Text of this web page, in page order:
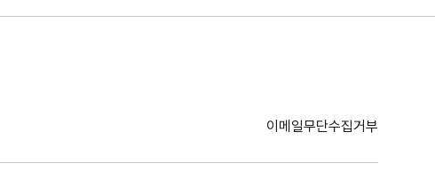
이메일무단수집거부